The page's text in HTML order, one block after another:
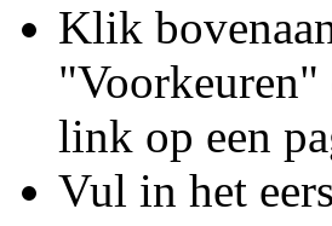
Klik
link op een
Vul in het